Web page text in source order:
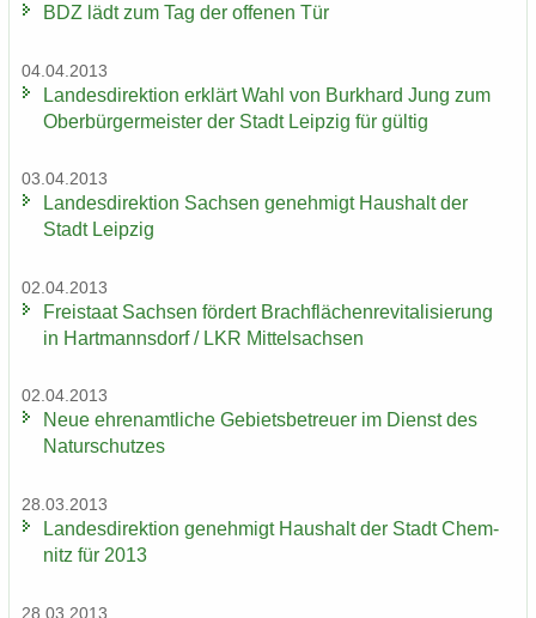
BDZ lädt zum Tag der of­fe­nen Tür
04.04.2013
Lan­des­di­rek­ti­on er­klärt Wahl von Burk­hard Jung zum
Ober­bür­ger­meis­ter der Stadt Leip­zig für gül­tig
03.04.2013
Lan­des­di­rek­ti­on Sach­sen ge­neh­migt Haus­halt der
Stadt Leip­zig
02.04.2013
Frei­staat Sach­sen för­dert Brach­flä­chen­re­vi­ta­li­sie­rung
in Hart­manns­dorf / LKR Mit­tel­sach­sen
02.04.2013
Neue eh­ren­amt­li­che Ge­biets­be­treu­er im Dienst des
Na­tur­schut­zes
28.03.2013
Lan­des­di­rek­ti­on ge­neh­migt Haus­halt der Stadt Chem­
nitz für 2013
28.03.2013